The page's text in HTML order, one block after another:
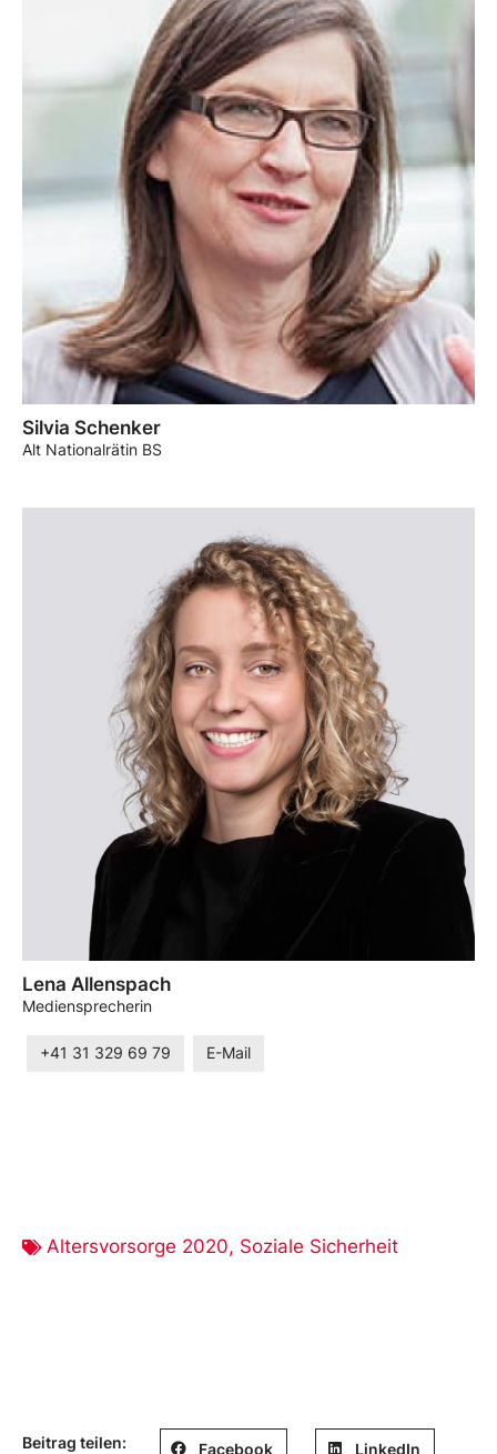
Silvia Schenker
Alt Nationalrätin BS
Lena Allenspach
Mediensprecherin
+41 31 329 69 79 E-Mail
Altersvorsorge 2020, Soziale Sicherheit
Beitrag teilen: Facebook LinkedIn